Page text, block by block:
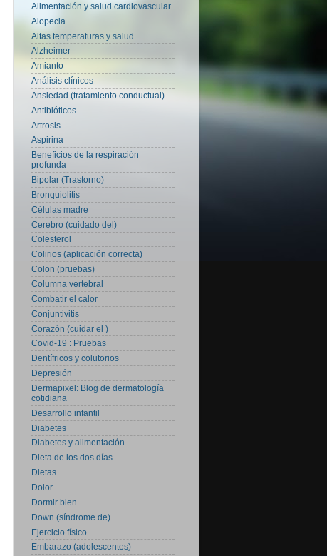
Alimentación y salud cardiovascular
Alopecia
Altas temperaturas y salud
Alzheimer
Amianto
Análisis clínicos
Ansiedad (tratamiento conductual)
Antibióticos
Artrosis
Aspirina
Beneficios de la respiración
profunda
Bipolar (Trastorno)
Bronquiolitis
Células madre
Cerebro (cuidado del)
Colesterol
Colirios (aplicación correcta)
Colon (pruebas)
Columna vertebral
Combatir el calor
Conjuntivitis
Corazón (cuidar el )
Covid-19 : Pruebas
Dentífricos y colutorios
Depresión
Dermapixel: Blog de dermatología
cotidiana
Desarrollo infantil
Diabetes
Diabetes y alimentación
Dieta de los dos días
Dietas
Dolor
Dormir bien
Down (síndrome de)
Ejercicio físico
Embarazo (adolescentes)